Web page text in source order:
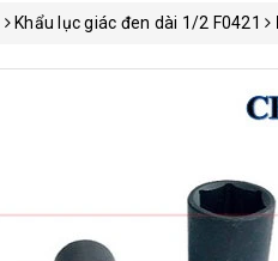
Khẩu lục giác đen dài 1/2 F0421